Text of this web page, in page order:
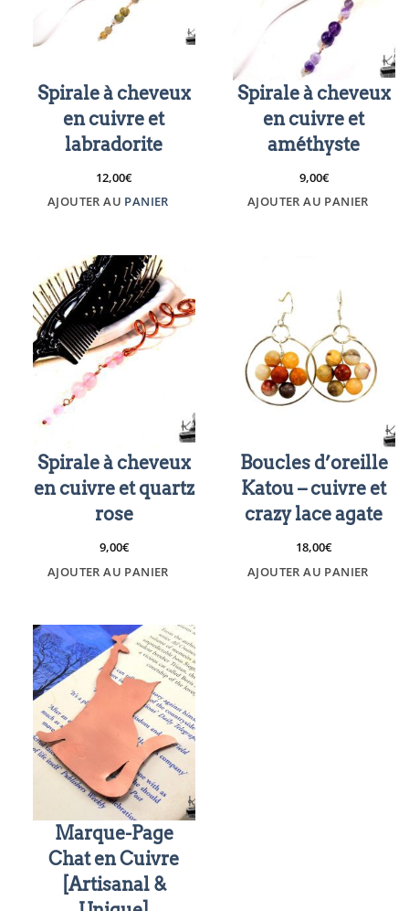
Spirale à cheveux
en cuivre et
labradorite
12,00€
AJOUTER AU PANIER
Spirale à cheveux
en cuivre et
améthyste
9,00€
AJOUTER AU PANIER
Spirale à cheveux
en cuivre et quartz
rose
9,00€
AJOUTER AU PANIER
Boucles d’oreille
Katou – cuivre et
crazy lace agate
18,00€
AJOUTER AU PANIER
Marque-Page
Chat en Cuivre
[Artisanal &